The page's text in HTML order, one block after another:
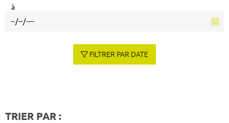
à
FILTRER PAR DATE
TRIER PAR :